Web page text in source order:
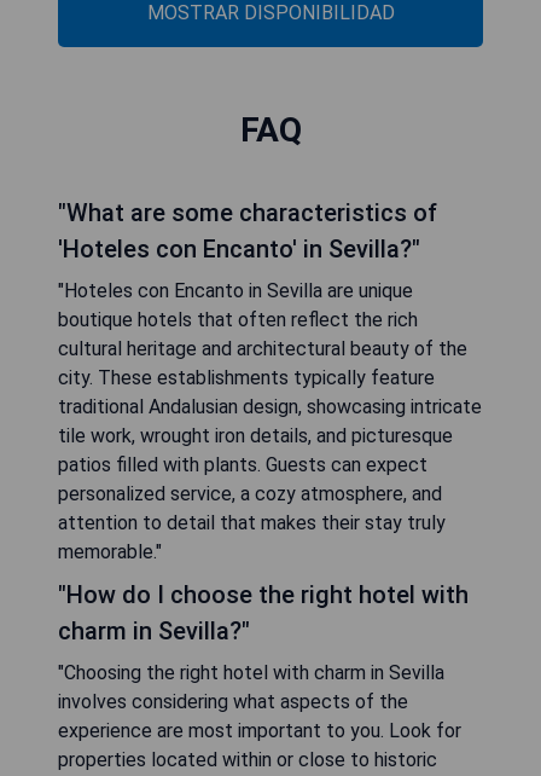
MOSTRAR DISPONIBILIDAD
FAQ
"What are some characteristics of
'Hoteles con Encanto' in Sevilla?"
"Hoteles con Encanto in Sevilla are unique
boutique hotels that often reflect the rich
cultural heritage and architectural beauty of the
city. These establishments typically feature
traditional Andalusian design, showcasing intricate
tile work, wrought iron details, and picturesque
patios filled with plants. Guests can expect
personalized service, a cozy atmosphere, and
attention to detail that makes their stay truly
memorable."
"How do I choose the right hotel with
charm in Sevilla?"
"Choosing the right hotel with charm in Sevilla
involves considering what aspects of the
experience are most important to you. Look for
properties located within or close to historic